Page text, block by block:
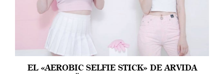
EL «AEROBIC SELFIE STICK» DE ARVIDA